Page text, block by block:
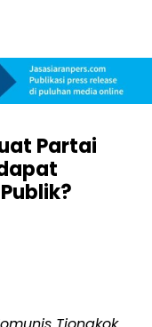
Partai